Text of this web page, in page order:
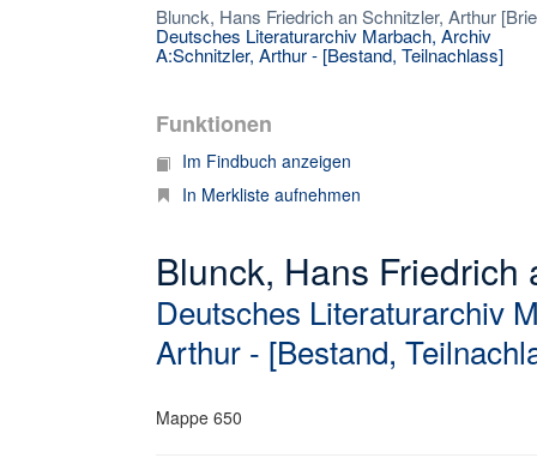
Blunck, Hans Friedrich an Schnitzler, Arthur
Deutsches Literaturarchiv Marbach, Archiv
A:Schnitzler, Arthur - [Bestand, Teilnachlass]
Funktionen
Im Findbuch anzeigen
In Merkliste aufnehmen
Blunck, Hans
Deutsches Literaturarchiv
Arthur - [Bestand,
Mappe 650